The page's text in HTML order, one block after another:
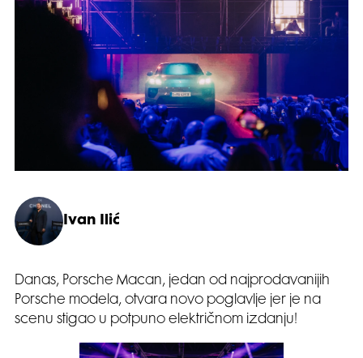
Ivan Ilić
Danas, Porsche Macan, jedan od najprodavanijih
Porsche modela, otvara novo poglavlje jer je na
scenu stigao u potpuno električnom izdanju!